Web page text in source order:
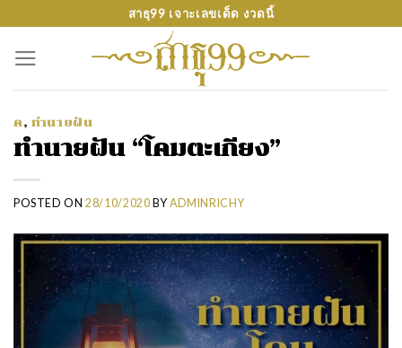
content
สาธุ99 เจาะเลขเด็ด งวดนี้
ค, ทำนายฝัน
ทำนายฝัน “โคมตะเกียง”
POSTED ON28/10/2020 BY ADMINRICHY